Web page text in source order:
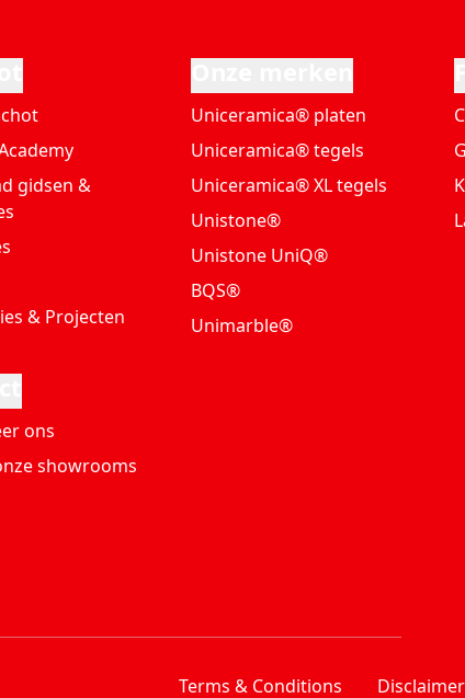
gidsen &
& Projecten
Uniceramica® platen
Uniceramica® tegels
Uniceramica® XL tegels
Unistone®
Unistone UniQ®
BQS®
Unimarble®
ons
showrooms
Terms & Conditions Disclaimer